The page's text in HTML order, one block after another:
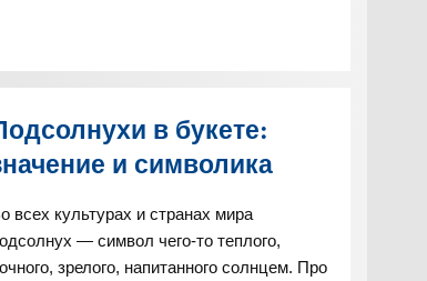
в букете:
и символика
всех культурах и странах мира
— символ чего-то теплого,
зрелого, напитанного солнцем. Про